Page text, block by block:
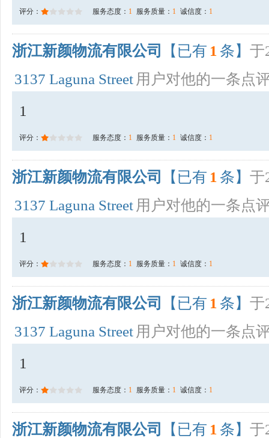
评分： 服务态度： 1 服务质量： 1 诚信度： 1
浙江新颜物流有限公司 【已有 1 条】 于
3137 Laguna Street 用户对他的一条点
1
评分： 服务态度： 1 服务质量： 1 诚信度： 1
浙江新颜物流有限公司 【已有 1 条】 于
3137 Laguna Street 用户对他的一条点
1
评分： 服务态度： 1 服务质量： 1 诚信度： 1
浙江新颜物流有限公司 【已有 1 条】 于
3137 Laguna Street 用户对他的一条点
1
评分： 服务态度： 1 服务质量： 1 诚信度： 1
浙江新颜物流有限公司 【已有 1 条】 于